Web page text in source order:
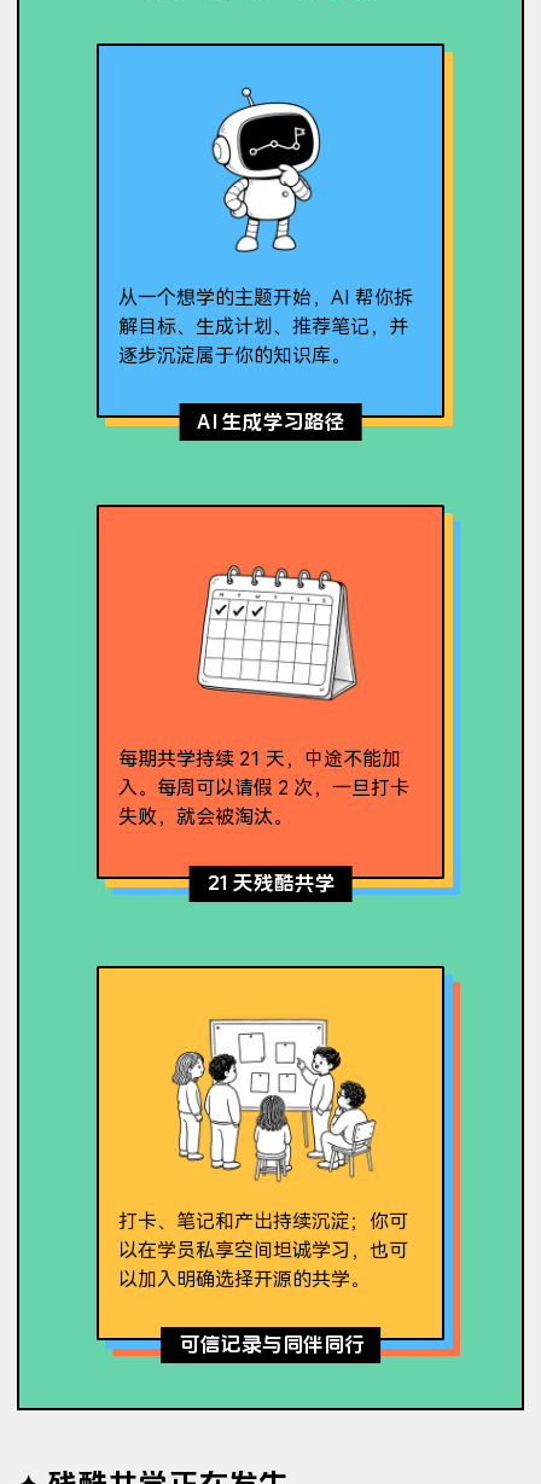
从一个想学的主题开始，AI 帮你拆
解目标、生成计划、推荐笔记，并
逐步沉淀属于你的知识库。
AI 生成学习路径
每期共学持续 21 天，中途不能加
入。每周可以请假 2 次，一旦打卡
失败，就会被淘汰。
21 天残酷共学
打卡、笔记和产出持续沉淀；你可
以在学员私享空间坦诚学习，也可
以加入明确选择开源的共学。
可信记录与同伴同行